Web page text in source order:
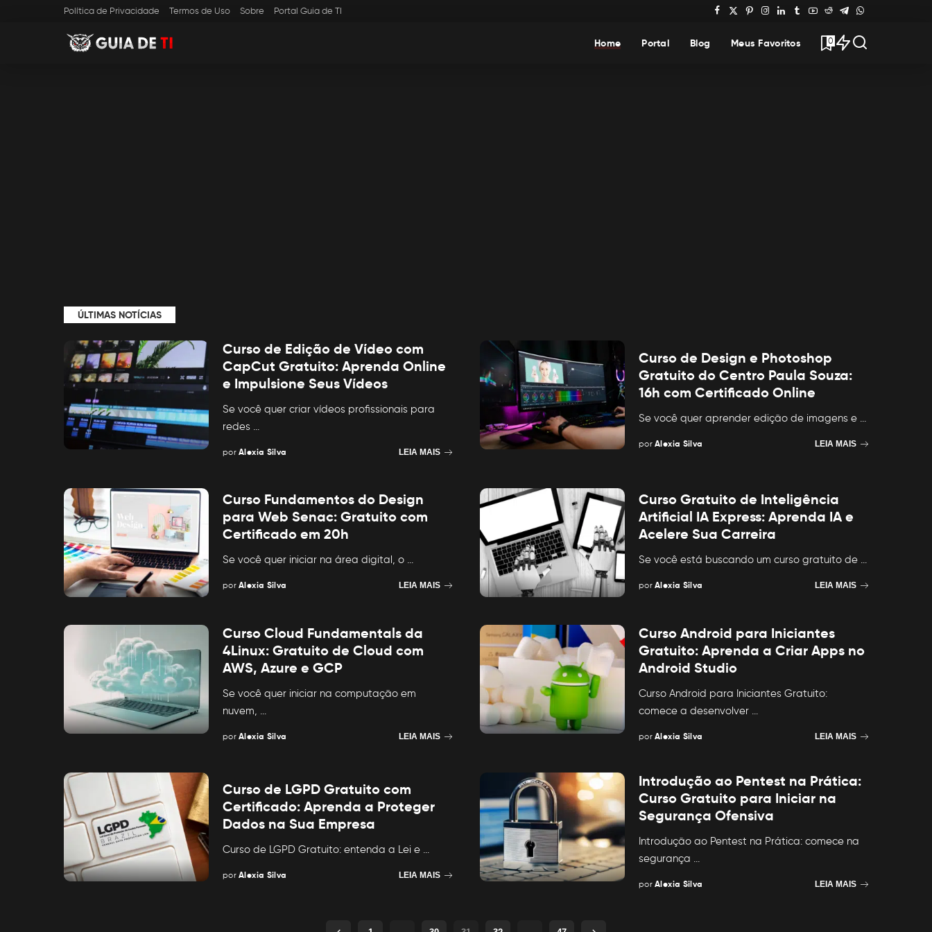
Política de Privacidade Termos de Uso Sobre Portal Guia de TI
Home Portal Blog Meus Favoritos 0
ÚLTIMAS NOTÍCIAS
Curso de Edição de Vídeo com
CapCut Gratuito: Aprenda Online
e Impulsione Seus Vídeos
Se você quer criar vídeos profissionais para
redes ...
Posted
por Alexia Silva LEIA MAIS
Curso de Design e Photoshop
Gratuito do Centro Paula Souza:
16h com Certificado Online
Se você quer aprender edição de imagens e
Posted
por Alexia Silva LEIA MAIS
Curso Fundamentos do Design
para Web Senac: Gratuito com
Certificado em 20h
Se você quer iniciar na área digital, o ...
Posted
por Alexia Silva LEIA MAIS
Curso Gratuito de Inteligência
Artificial IA Express: Aprenda IA e
Acelere Sua Carreira
Se você está buscando um curso gratuito de ...
Posted
por Alexia Silva LEIA MAIS
Curso Cloud Fundamentals da
4Linux: Gratuito de Cloud com
AWS, Azure e GCP
Se você quer iniciar na computação em
nuvem, ...
Posted
por Alexia Silva LEIA MAIS
Curso Android para Iniciantes
Gratuito: Aprenda a Criar Apps no
Android Studio
Curso Android para Iniciantes Gratuito:
comece a desenvolver ...
Posted
por Alexia Silva LEIA MAIS
Curso de LGPD Gratuito com
Certificado: Aprenda a Proteger
Dados na Sua Empresa
Curso de LGPD Gratuito: entenda a Lei e ...
Posted
por Alexia Silva LEIA MAIS
Introdução ao Pentest na Prática:
Curso Gratuito para Iniciar na
Segurança Ofensiva
Introdução ao Pentest na Prática: comece na
segurança ...
Posted
por Alexia Silva LEIA MAIS